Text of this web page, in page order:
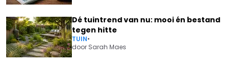
Dé tuintrend van nu: mooi én bestand
tegen hitte
TUIN•
door Sarah Maes